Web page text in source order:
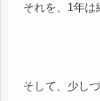
それを、1年は
そして、少しづ